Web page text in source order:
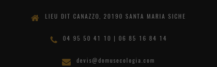
LIEU DIT CANAZZO, 20190 SANTA MARIA SICHE
04 95 50 41 10 | 06 85 16 84 14
devis@domusecologia.com